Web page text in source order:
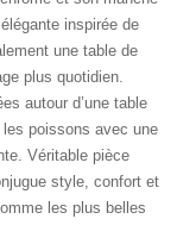
inspirée de
une table de
plus quotidien.
autour d’une table
poissons avec une
Véritable pièce
style, confort et
les plus belles